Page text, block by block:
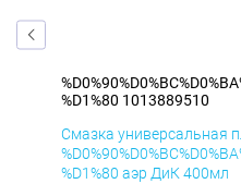
%D1%80 1013889510
Смазка универсальная
%D1%80 аэр ДиК 400мл